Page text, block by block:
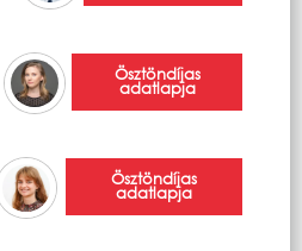
Ösztöndíjas
adatlapja
Ösztöndíjas
adatlapja